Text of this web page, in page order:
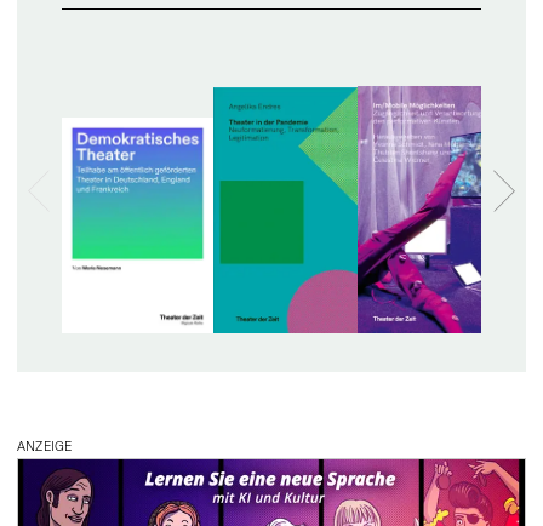
ANZEIGE